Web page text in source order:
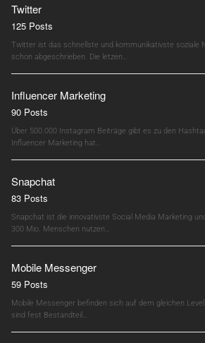
Twitter
125 Posts
Twitter ist das schnellste und kommunikativste soziale
schon abgeschrieben. Die letzen…
Influencer Marketing
90 Posts
Über 500.000 Instagram Beiträge gibt es zu den
Influencer Marketing hat…
Snapchat
83 Posts
Snapchat ist die innovativste Social Media Marketing
300 Mio. Menschen nutzen…
Mobile Messenger
59 Posts
Mobile Messenger befinden sich auf dem gleichen
sind fest Bestandteil…